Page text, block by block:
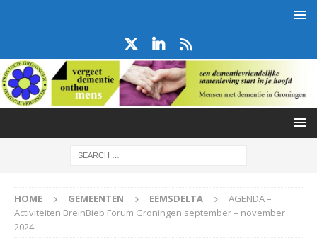
HOME GEMEENTEN EEMSDELTA
AGENDA –
Activiteiten BreinBieb Forum Groningen september – november
2024